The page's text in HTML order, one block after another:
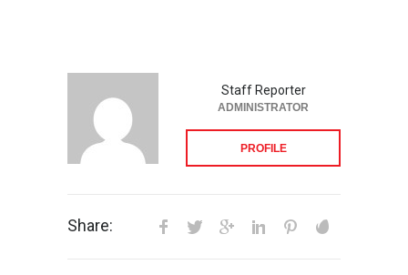
Staff Reporter
ADMINISTRATOR
PROFILE
Share: